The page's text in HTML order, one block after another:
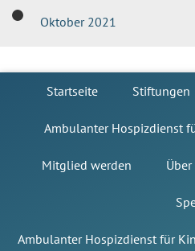
Oktober 2021
Startseite Stiftungen
Ambulanter Hospizdienst
Mitglied werden
Ambulanter Hospizdienst für